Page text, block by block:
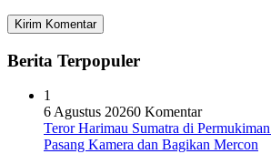
Berita Terpopuler
1
6 Agustus 20260 Komentar
Teror Harimau Sumatra di
Pasang Kamera dan Bagikan Mercon